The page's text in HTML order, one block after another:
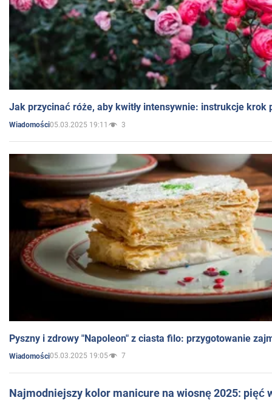
Jak przycinać róże, aby kwitły intensywnie: instrukcje krok
Wiadomości05.03.2025 19:11 3
Pyszny i zdrowy "Napoleon" z ciasta filo: przygotowanie
Wiadomości05.03.2025 19:05 7
Najmodniejszy kolor manicure na wiosnę 2025: pięć